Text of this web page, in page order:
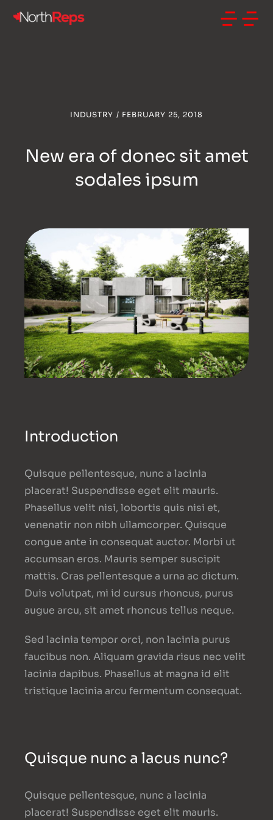
INDUSTRY / FEBRUARY 25, 2018
New era of donec sit amet
sodales ipsum
Introduction
Quisque pellentesque, nunc a lacinia
placerat! Suspendisse eget elit mauris.
Phasellus velit nisi, lobortis quis nisi et,
venenatir non nibh ullamcorper. Quisque
congue ante in consequat auctor. Morbi ut
accumsan eros. Mauris semper suscipit
mattis. Cras pellentesque a urna ac dictum.
Duis volutpat, mi id cursus rhoncus, purus
augue arcu, sit amet rhoncus tellus neque.
Sed lacinia tempor orci, non lacinia purus
faucibus non. Aliquam gravida risus nec velit
lacinia dapibus. Phasellus at magna id elit
tristique lacinia arcu fermentum consequat.
Quisque nunc a lacus nunc?
Quisque pellentesque, nunc a lacinia
placerat! Suspendisse eget elit mauris.